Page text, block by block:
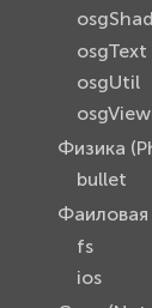
osgText
osgUtil
Физика
bullet
Фаиловая
fs
ios